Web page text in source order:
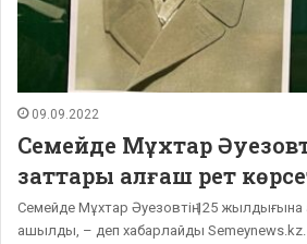
09.09.2022
Семейде Мұхтар
заттары алғаш рет
Семейде Мұхтар Әуезовтің 125 жылдығына
ашылды, – деп хабарлайды Semeynews.kz.